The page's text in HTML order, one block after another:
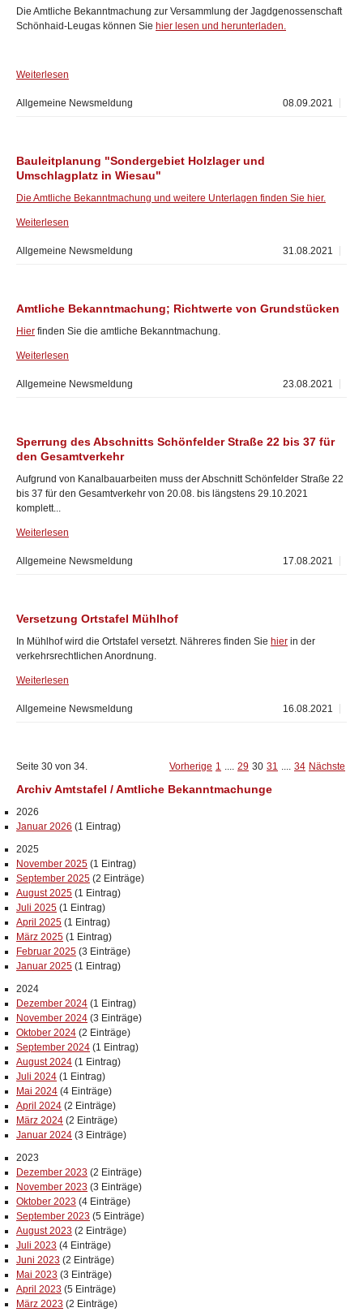
Die Amtliche Bekanntmachung zur Versammlung der Jagdgenossenschaft
Schönhaid-Leugas können Sie hier lesen und herunterladen.
Weiterlesen
08.09.2021
Allgemeine Newsmeldung
Bauleitplanung "Sondergebiet Holzlager und
Umschlagplatz in Wiesau"
Die Amtliche Bekanntmachung und weitere Unterlagen finden Sie hier.
Weiterlesen
31.08.2021
Allgemeine Newsmeldung
Amtliche Bekanntmachung; Richtwerte von Grundstücken
Hier finden Sie die amtliche Bekanntmachung.
Weiterlesen
23.08.2021
Allgemeine Newsmeldung
Sperrung des Abschnitts Schönfelder Straße 22 bis 37 für
den Gesamtverkehr
Aufgrund von Kanalbauarbeiten muss der Abschnitt Schönfelder Straße 22
bis 37 für den Gesamtverkehr von 20.08. bis längstens 29.10.2021
komplett...
Weiterlesen
17.08.2021
Allgemeine Newsmeldung
Versetzung Ortstafel Mühlhof
In Mühlhof wird die Ortstafel versetzt. Nähreres finden Sie hier in der
verkehrsrechtlichen Anordnung.
Weiterlesen
16.08.2021
Allgemeine Newsmeldung
Seite 30 von 34. Vorherige 1 .... 29 30 31 .... 34 Nächste
Archiv Amtstafel / Amtliche Bekanntmachunge
2026
Januar 2026 (1 Eintrag)
2025
November 2025 (1 Eintrag)
September 2025 (2 Einträge)
August 2025 (1 Eintrag)
Juli 2025 (1 Eintrag)
April 2025 (1 Eintrag)
März 2025 (1 Eintrag)
Februar 2025 (3 Einträge)
Januar 2025 (1 Eintrag)
2024
Dezember 2024 (1 Eintrag)
November 2024 (3 Einträge)
Oktober 2024 (2 Einträge)
September 2024 (1 Eintrag)
August 2024 (1 Eintrag)
Juli 2024 (1 Eintrag)
Mai 2024 (4 Einträge)
April 2024 (2 Einträge)
März 2024 (2 Einträge)
Januar 2024 (3 Einträge)
2023
Dezember 2023 (2 Einträge)
November 2023 (3 Einträge)
Oktober 2023 (4 Einträge)
September 2023 (5 Einträge)
August 2023 (2 Einträge)
Juli 2023 (4 Einträge)
Juni 2023 (2 Einträge)
Mai 2023 (3 Einträge)
April 2023 (5 Einträge)
März 2023 (2 Einträge)